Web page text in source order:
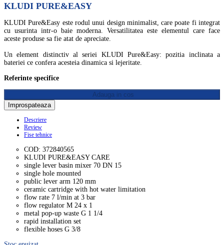
KLUDI PURE&EASY
KLUDI Pure&Easy este rodul unui design minimalist, care poate fi integrat
cu usurinta intr-o baie moderna. Versatilitatea este elementul care face
aceste produse sa fie atat de apreciate.
Un element distinctiv al seriei KLUDI Pure&Easy: pozitia inclinata a
bateriei ce confera acesteia dinamica si lejeritate.
Referinte specifice
Adauga in cos
Descriere
Review
Fise tehnice
COD: 372840565
KLUDI PURE&EASY CARE
single lever basin mixer 70 DN 15
single hole mounted
public lever arm 120 mm
ceramic cartridge with hot water limitation
flow rate 7 l/min at 3 bar
flow regulator M 24 x 1
metal pop-up waste G 1 1/4
rapid installation set
flexible hoses G 3/8